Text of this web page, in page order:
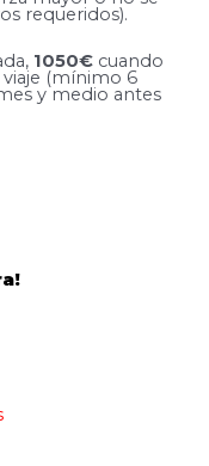
requeridos).
1050€ cuando
(mínimo 6
y medio antes